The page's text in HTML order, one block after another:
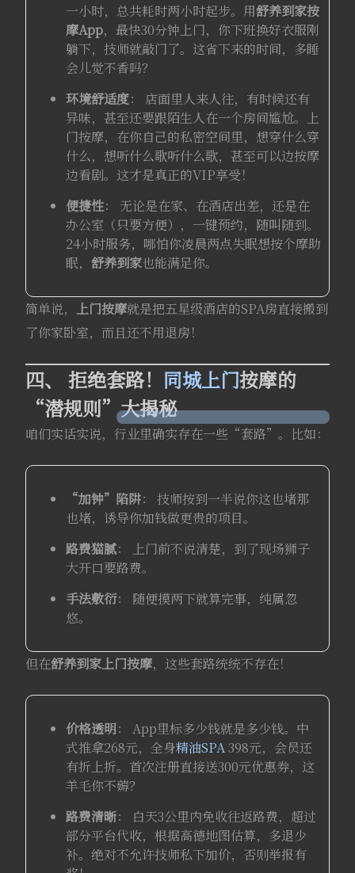
一小时，总共耗时两小时起步。用舒养到家按
摩App，最快30分钟上门，你下班换好衣服刚
躺下，技师就敲门了。这省下来的时间，多睡
会儿觉不香吗？
环境舒适度： 店面里人来人往，有时候还有
异味，甚至还要跟陌生人在一个房间尴尬。上
门按摩，在你自己的私密空间里，想穿什么穿
什么，想听什么歌听什么歌，甚至可以边按摩
边看剧。这才是真正的VIP享受！
便捷性： 无论是在家、在酒店出差，还是在
办公室（只要方便），一键预约，随叫随到。
24小时服务，哪怕你凌晨两点失眠想按个摩助
眠， 舒养到家也能满足你。
简单说， 上门按摩就是把五星级酒店的SPA房直接搬到
了你家卧室，而且还不用退房！
四、 拒绝套路！ 同城上门按摩的
“潜规则”大揭秘
咱们实话实说，行业里确实存在一些“套路”。比如：
“加钟”陷阱： 技师按到一半说你这也堵那
也堵，诱导你加钱做更贵的项目。
路费猫腻： 上门前不说清楚，到了现场狮子
大开口要路费。
手法敷衍： 随便摸两下就算完事，纯属忽
悠。
但在舒养到家上门按摩，这些套路统统不存在！
价格透明： App里标多少钱就是多少钱。中
式推拿268元，全身精油SPA398元，会员还
有折上折。首次注册直接送300元优惠券，这
羊毛你不薅？
路费清晰： 白天3公里内免收往返路费，超过
部分平台代收，根据高德地图估算，多退少
补。绝对不允许技师私下加价，否则举报有